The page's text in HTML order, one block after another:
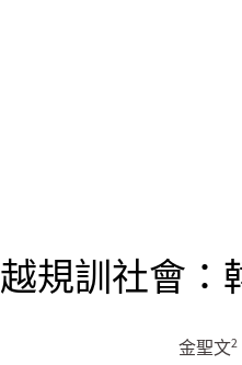
規訓社會：
金聖文2